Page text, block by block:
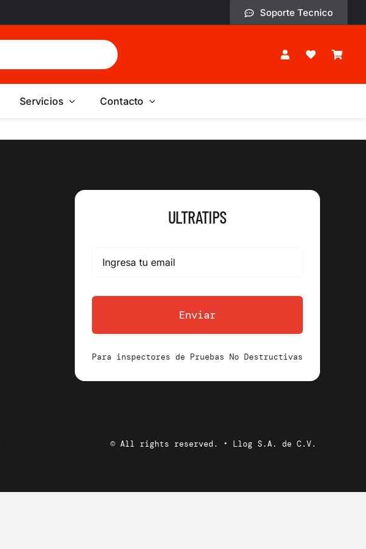
Soporte Tecnico
Servicios Contacto
ULTRATIPS
Enviar
Para inspectores de Pruebas No Destructivas
© All rights reserved. • Llog S.A. de C.V.